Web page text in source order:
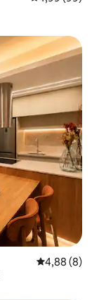
4,88 de uma
4,88 (8)